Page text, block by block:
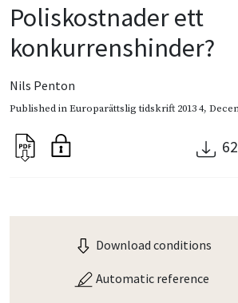
Poliskostnader ett
konkurrenshinder?
Nils Penton
Published inEuroparättslig tidskrift 2013 4,
Download conditions
Automatic reference